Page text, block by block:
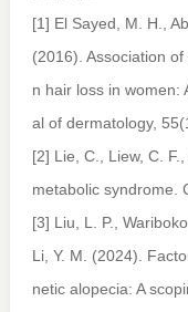
[1] El Sayed, M. H.,
(2016). Association
n hair loss in women:
al of dermatology, 55
[2] Lie, C., Liew, C.
metabolic syndrome.
[3] Liu, L. P.,
Li, Y. M. (2024).
netic alopecia: A